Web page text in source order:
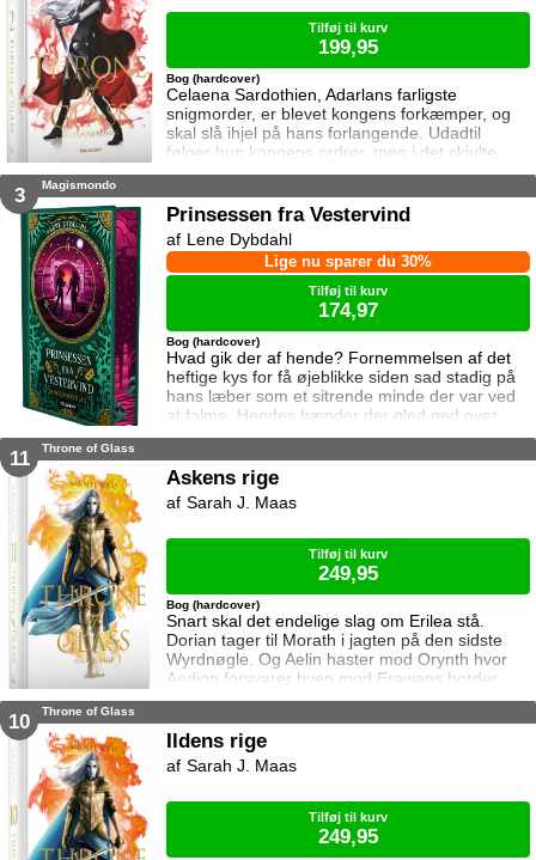
Celaena Sardothien, Adarlans farligste
snigmorder, er blevet kongens forkæmper, og
skal slå ihjel på hans forlangende. Udadtil
følger hun kongens ordrer, men i det skjulte
modarbejder hun ham. Det bliver dog stadig
vennerne, der intet kender til hendes private
Elena, sætter samtidig Celaena på en svær
opgave, og Celaena må søge hjælp for at løse
Bog (hardcover)
Tilføj til kurv
199,95
3 Magismondo
Prinsessen fra Vestervind
Hvad gik der af hende? Fornemmelsen af det
heftige kys for få øjeblikke siden sad stadig på
hans læber som et sitrende minde der var ved
at falme. Hendes hænder der gled ned over
hans skjorte og trak et spor af bølgende varme
Jaron må for alt i verden se hende igen og
finde ud af hvilken kvinde der gemmer sig bag
masken. Pil forsøger at glemme ham, for hun
Bog (hardcover)
Lige nu sparer du 30%
Lene Dybdahl
Tilføj til kurv
174,97
11 Throne of Glass
Askens rige
Snart skal det endelige slag om Erilea stå.
Dorian tager til Morath i jagten på den sidste
Wyrdnøgle. Og Aelin haster mod Orynth hvor
Aedion forsvarer byen mod Erawans horder.
Heldigvis er han ikke alene. Men kan deres
mod Erawans rædsler?
Bog (hardcover)
Sarah J. Maas
Tilføj til kurv
249,95
10 Throne of Glass
Ildens rige
Sarah J. Maas
Tilføj til kurv
249,95